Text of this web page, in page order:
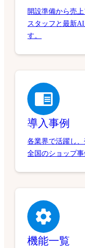
開設準備から売
スタッフと最新
す。
導入事例
各業界で活躍し
全国のショップ事
機能一覧